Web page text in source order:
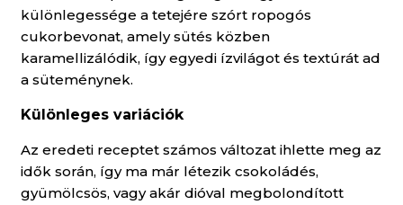
különlegessége a tetejére szórt ropogós
cukorbevonat, amely sütés közben
karamellizálódik, így egyedi ízvilágot és textúrát ad
a süteménynek.
Különleges variációk
Az eredeti receptet számos változat ihlette meg az
idők során, így ma már létezik csokoládés,
gyümölcsös, vagy akár dióval megbolondított